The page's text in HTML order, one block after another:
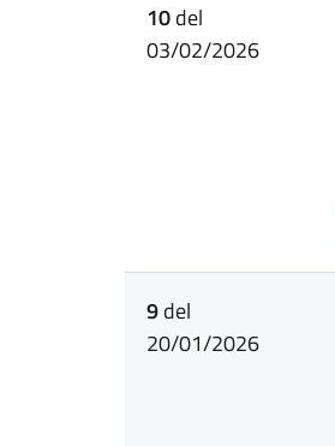
10del
03/02/2026
9del
20/01/2026